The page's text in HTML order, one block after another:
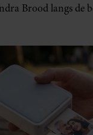
Brood langs de
roept een
op. Daar begon
dochter Lola